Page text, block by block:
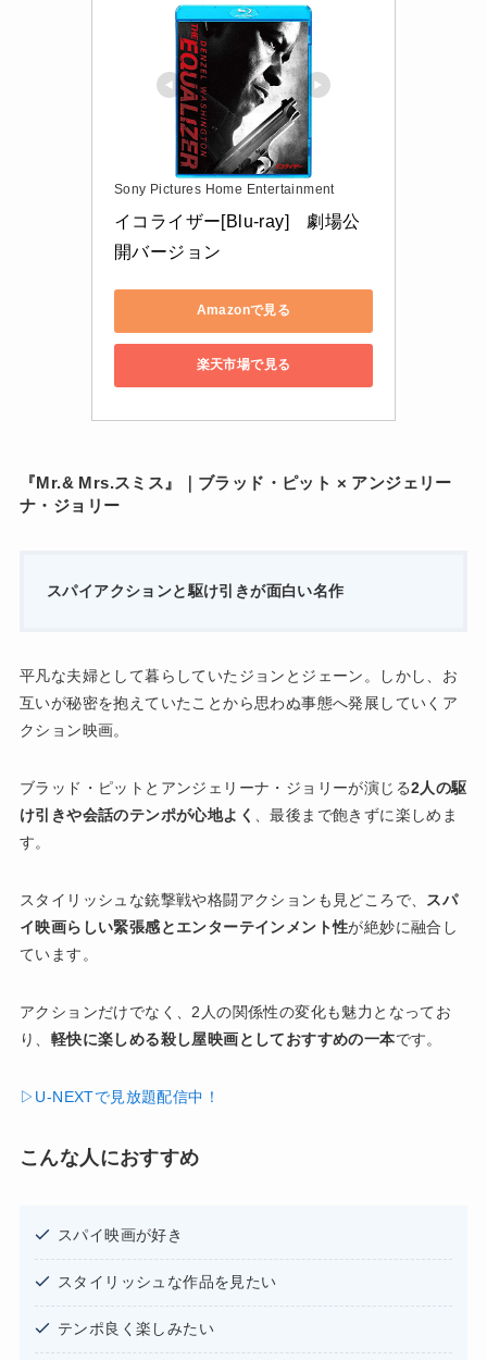
Sony Pictures Home Entertainment
イコライザー[Blu-ray]　劇場公
開バージョン
Amazonで見る
楽天市場で見る
『Mr.& Mrs.スミス』｜ブラッド・ピット × アンジェリー
ナ・ジョリー
スパイアクションと駆け引きが面白い名作
平凡な夫婦として暮らしていたジョンとジェーン。しかし、お
互いが秘密を抱えていたことから思わぬ事態へ発展していくア
クション映画。
ブラッド・ピットとアンジェリーナ・ジョリーが演じる2人の駆
け引きや会話のテンポが心地よく
、最後まで飽きずに楽しめま
す。
スタイリッシュな銃撃戦や格闘アクションも見どころで、
スパ
イ映画らしい緊張感とエンターテインメント性が絶妙に融合し
ています。
アクションだけでなく、2人の関係性の変化も魅力となってお
り、 軽快に楽しめる殺し屋映画としておすすめの一本です。
▷U-NEXTで見放題配信中！
こんな人におすすめ
スパイ映画が好き
スタイリッシュな作品を見たい
テンポ良く楽しみたい